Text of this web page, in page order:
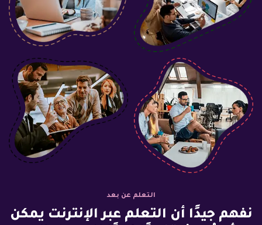
التعلم عن بعد
نفهم جيدًا أن التعلم عبر الإنترنت يمكن